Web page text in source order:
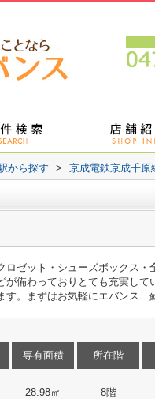
から探す > 京成電鉄京成千原
ロゼット・シューズボックス
が備わっておりとても充実し
す。まずはお気軽にエバンス
専有面積
28.98㎡
所在階
8階